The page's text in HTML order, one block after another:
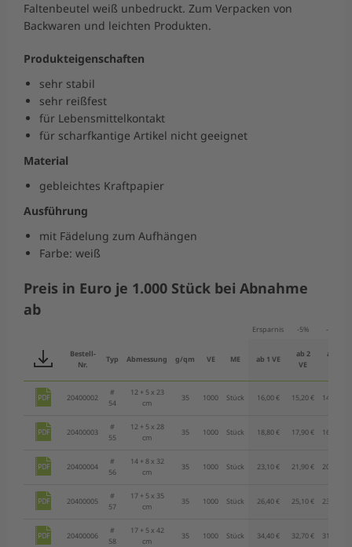
Faltenbeutel weiß unbedruckt. Zum Verpacken von
Backwaren und leichten Produkten.
Produkteigenschaften
sehr stabil
sehr reißfest
für Lebensmittelkontakt
für scharfkantige Artikel nicht geeignet
Material
gebleichtes Kraftpapier
Ausführung
mit Fädelung zum Aufhängen
Farbe: weiß
Preis in Euro je 1.000 Stück bei Abnahme
ab
Ersparnis -5% -10%
Bestell-
Nr.
Typ Abmessung g/qm VE ME ab 1 VE
ab 2
VE
ab 3
20400002
#
54
12 + 5 x 23
cm
35 1000 Stück 16,00 € 15,20 € 14,40 €
20400003
#
55
12 + 5 x 28
cm
35 1000 Stück 18,80 € 17,90 € 16,90 €
20400004
#
56
14 + 8 x 32
cm
35 1000 Stück 23,10 € 21,90 € 20,80 €
20400005
#
57
17 + 5 x 35
cm
35 1000 Stück 26,40 € 25,10 € 23,80 €
20400006
#
58
17 + 5 x 42
cm
35 1000 Stück 34,40 € 32,70 € 31,00 €